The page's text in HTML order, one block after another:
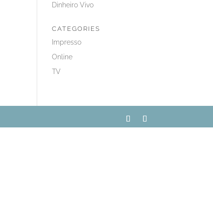
Dinheiro Vivo
CATEGORIES
Impresso
Online
TV